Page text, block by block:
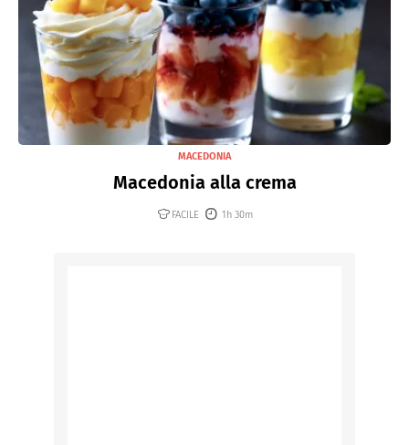
MACEDONIA
Macedonia alla crema
FACILE 1h 30m